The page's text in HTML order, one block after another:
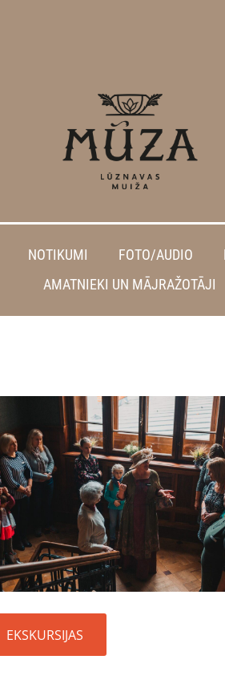
NOTIKUMI FOTO/AUDIO
AMATNIEKI UN MĀJRAŽOTĀJI
EKSKURSIJAS